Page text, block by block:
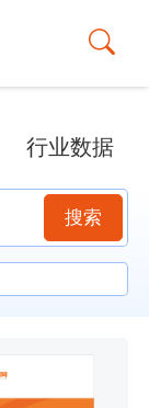
行业数据
搜索